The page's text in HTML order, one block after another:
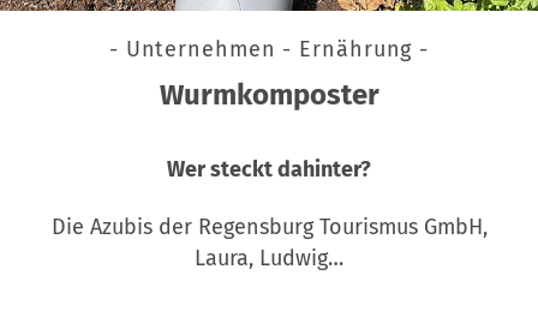
- Unternehmen - Ernährung -
Wurmkomposter
Wer steckt dahinter?
Die Azubis der Regensburg Tourismus GmbH,
Laura, Ludwig…